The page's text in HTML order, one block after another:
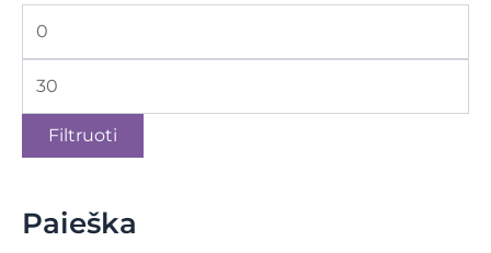
Filtruoti
Paieška